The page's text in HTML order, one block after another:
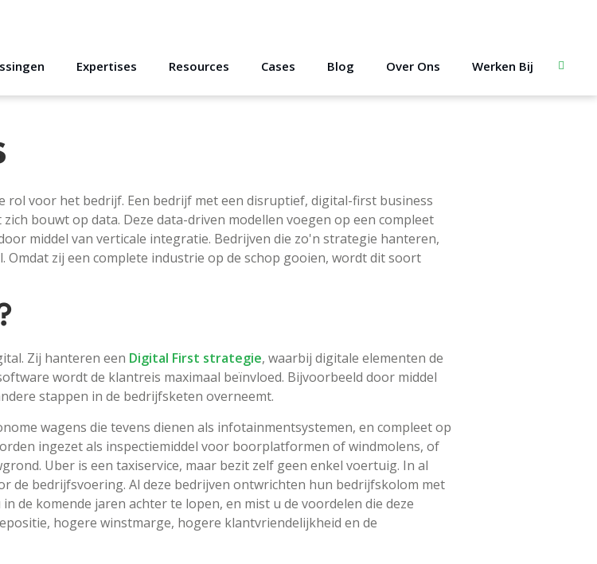
Expertises Resources Cases Blog Over Ons Werken Bij
rol voor het bedrijf. Een bedrijf met een disruptief, digital-first business
bouwt op data. Deze data-driven modellen voegen op een compleet
middel van verticale integratie. Bedrijven die zo'n strategie hanteren,
Omdat zij een complete industrie op de schop gooien, wordt dit soort
Zij hanteren een Digital First strategie, waarbij digitale elementen de
wordt de klantreis maximaal beïnvloed. Bijvoorbeeld door middel
stappen in de bedrijfsketen overneemt.
wagens die tevens dienen als infotainmentsystemen, en compleet op
ingezet als inspectiemiddel voor boorplatformen of windmolens, of
Uber is een taxiservice, maar bezit zelf geen enkel voertuig. In al
de bedrijfsvoering. Al deze bedrijven ontwrichten hun bedrijfskolom met
de komende jaren achter te lopen, en mist u de voordelen die deze
hogere winstmarge, hogere klantvriendelijkheid en de